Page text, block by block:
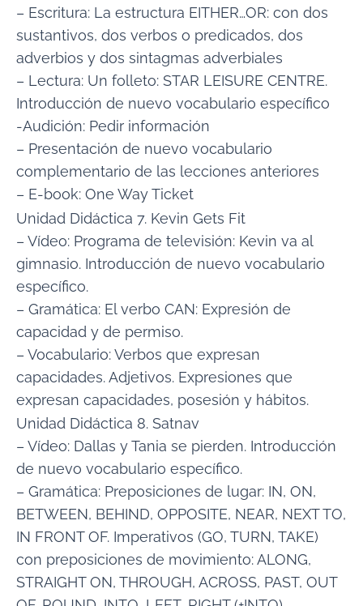
– Escritura: La estructura EITHER…OR: con dos
sustantivos, dos verbos o predicados, dos
adverbios y dos sintagmas adverbiales
– Lectura: Un folleto: STAR LEISURE CENTRE.
Introducción de nuevo vocabulario específico
-Audición: Pedir información
– Presentación de nuevo vocabulario
complementario de las lecciones anteriores
– E-book: One Way Ticket
Unidad Didáctica 7. Kevin Gets Fit
– Vídeo: Programa de televisión: Kevin va al
gimnasio. Introducción de nuevo vocabulario
específico.
– Gramática: El verbo CAN: Expresión de
capacidad y de permiso.
– Vocabulario: Verbos que expresan
capacidades. Adjetivos. Expresiones que
expresan capacidades, posesión y hábitos.
Unidad Didáctica 8. Satnav
– Vídeo: Dallas y Tania se pierden. Introducción
de nuevo vocabulario específico.
– Gramática: Preposiciones de lugar: IN, ON,
BETWEEN, BEHIND, OPPOSITE, NEAR, NEXT TO,
IN FRONT OF. Imperativos (GO, TURN, TAKE)
con preposiciones de movimiento: ALONG,
STRAIGHT ON, THROUGH, ACROSS, PAST, OUT